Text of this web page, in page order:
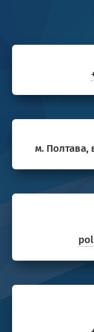
м. Полтава,